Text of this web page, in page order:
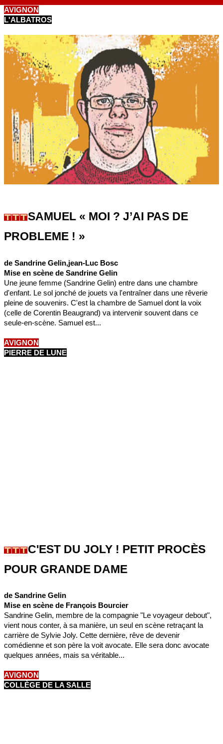
LE CLUB
AVIGNON
L'ALBATROS
SAMUEL « MOI ? J’AI PAS DE
PROBLEME ! »
de Sandrine Gelin,jean-Luc Bosc
Mise en scène de Sandrine Gelin
Une jeune femme (Sandrine Gelin) entre dans une chambre
d'enfant. Le sol jonché de jouets va l'entraîner dans une rêverie
pleine de souvenirs. C'est la chambre de Samuel dont la voix
(celle de Corentin Beaugrand) va intervenir souvent dans ce
seule-en-scène. Samuel est...
AVIGNON
PIERRE DE LUNE
C'EST DU JOLY ! PETIT PROCÈS
POUR GRANDE DAME
de Sandrine Gelin
Mise en scène de François Bourcier
Sandrine Gelin, membre de la compagnie "Le voyageur debout",
vient nous conter, à sa manière, un seul en scène retraçant la
carrière de Sylvie Joly. Cette dernière, rêve de devenir
comédienne et son père la voit avocate. Elle sera donc avocate
quelques années, mais sa véritable...
AVIGNON
COLLÈGE DE LA SALLE